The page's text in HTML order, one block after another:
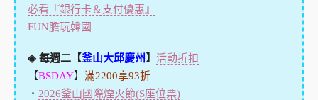
必看『銀行卡＆支付優惠』
FUN膽玩韓國
◈ 每週二【釜山大邱慶州 】 活動折扣
【BSDAY】 滿2200享93折
． 2026釜山國際煙火節(S座位票)